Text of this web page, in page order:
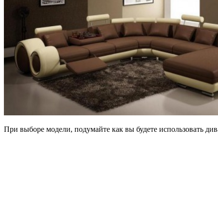
При выборе модели, подумайте как вы будете использовать